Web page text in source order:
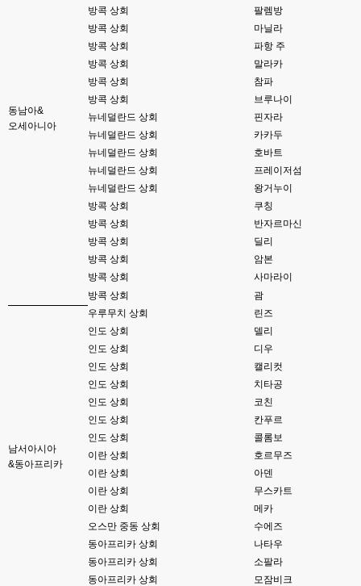
동남아&
오세아니아
방콕 상회
팔렘방
방콕 상회
마닐라
방콕 상회
파항 주
방콕 상회
말라카
방콕 상회
참파
방콕 상회
브루나이
뉴네덜란드 상회
핀자라
뉴네덜란드 상회
카카두
뉴네덜란드 상회
호바트
뉴네덜란드 상회
프레이저섬
뉴네덜란드 상회
왕거누이
방콕 상회
쿠칭
방콕 상회
반자르마신
방콕 상회
딜리
방콕 상회
암본
방콕 상회
사마라이
방콕 상회
괌
남서아시아
&동아프리카
우루무치 상회
린즈
인도 상회
델리
인도 상회
디우
인도 상회
캘리컷
인도 상회
치타공
인도 상회
코친
인도 상회
칸푸르
인도 상회
콜롬보
이란 상회
호르무즈
이란 상회
아덴
이란 상회
무스카트
이란 상회
메카
오스만 중동 상회
수에즈
동아프리카 상회
나타우
동아프리카 상회
소팔라
동아프리카 상회
모잠비크
있는거가지고 일단은 추억으로 다시 돌리시거나 하시는분들위해서 수정해서
전 모형정원만 좋아해서 하핫 ;;;
모형정원은 무슨게임이에요?제가 웹게임 좋아하는편이라 앵간한건 해봤는
뎅...
상정제도 아실려나요?
상정제도가 모형정원..
구상의 모형정원 눌러보시면 아 저거구나 아실꺼에요 ㅎㅎ
제가 상정제도는 해본거같은데 구상의 모영정원 누르면 나오는 페이지는 디게
밑에 모형정원 php 본이나 cgi번역판본 보시면
채팅창 위에 갑자기
빈 API 응답입니다. 라고 뜨는데 이건 머죵? 아무도 없어 뜬걸까용 ㅎ-ㅎ
수정이 됬을려나요 ;ㅁ ;